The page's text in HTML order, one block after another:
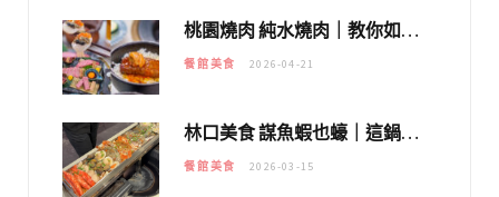
桃園燒肉 純水燒肉｜教你如何優惠吃日本A5和牛各種部位，私房菜誠意吃好吃滿
餐館美食 2026-04-21
林口美食 謀魚蝦也蠔｜這鍋太狂！「蟹老闆派對鍋」10多種海鮮浮誇上桌，壽星再送生食摩天輪！
餐館美食 2026-03-15